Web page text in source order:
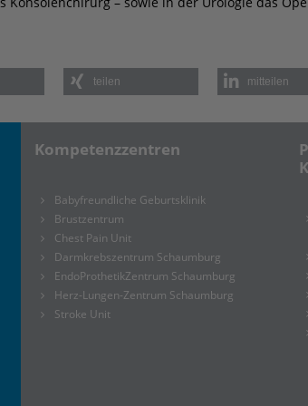
teilen mitteilen
Kompetenzzentren
Babyfreundliche Geburtsklinik
Brustzentrum
Chest Pain Unit
Darmkrebszentrum Schaumburg
EndoProthetikZentrum Schaumburg
Herz-Lungen-Zentrum Schaumburg
Stroke Unit